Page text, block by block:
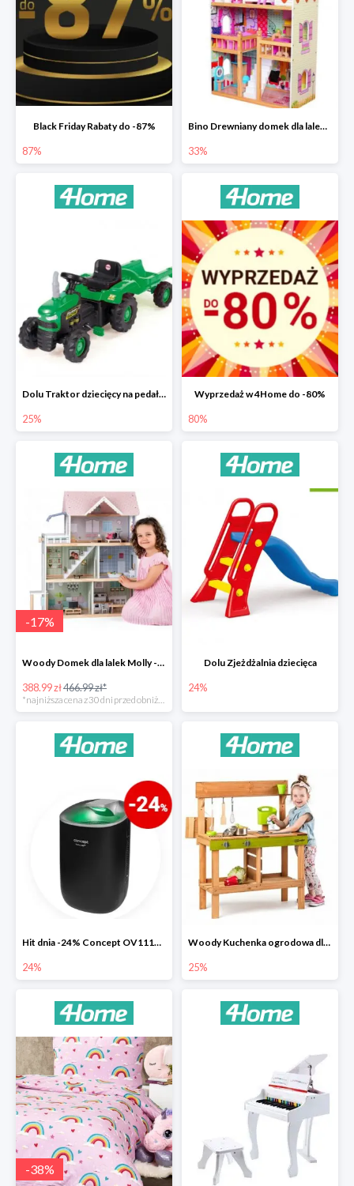
Black Friday Rabaty do -87%
87%
Bino Drewniany domek dla lalek z mebelkami -33%
33%
Dolu Traktor dziecięcy na pedały z przyczepką -25%
25%
Wyprzedaż w 4Home do -80%
80%
-17%
Woody Domek dla lalek Molly -78zł
388.99 zł466.99 zł*
Dolu Zjeżdżalnia dziecięca
24%
Hit dnia -24% Concept OV1110 osuszacz powietrza Perfect Air
24%
Woody Kuchenka ogrodowa dla dzieci Rosalie
25%
-38%